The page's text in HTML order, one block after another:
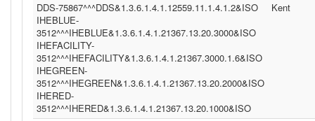
DDS-75867^^^DDS&1.3.6.1.4.1.12559.11.1.4.1.2&ISO
IHEBLUE-
3512^^^IHEBLUE&1.3.6.1.4.1.21367.13.20.3000&ISO
IHEFACILITY-
3512^^^IHEFACILITY&1.3.6.1.4.1.21367.3000.1.6&ISO
IHEGREEN-
3512^^^IHEGREEN&1.3.6.1.4.1.21367.13.20.2000&ISO
IHERED-
3512^^^IHERED&1.3.6.1.4.1.21367.13.20.1000&ISO
Kent